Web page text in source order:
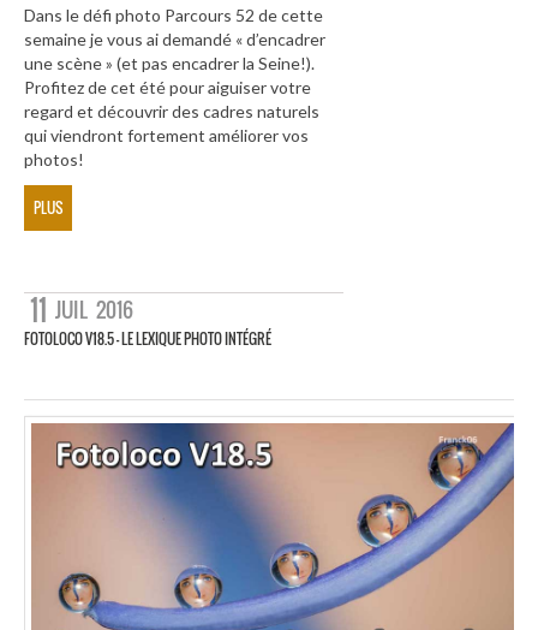
Dans le défi photo Parcours 52 de cette
semaine je vous ai demandé « d’encadrer
une scène » (et pas encadrer la Seine!).
Profitez de cet été pour aiguiser votre
regard et découvrir des cadres naturels
qui viendront fortement améliorer vos
photos!
PLUS
11 JUIL 2016
FOTOLOCO V18.5 – LE LEXIQUE PHOTO INTÉGRÉ